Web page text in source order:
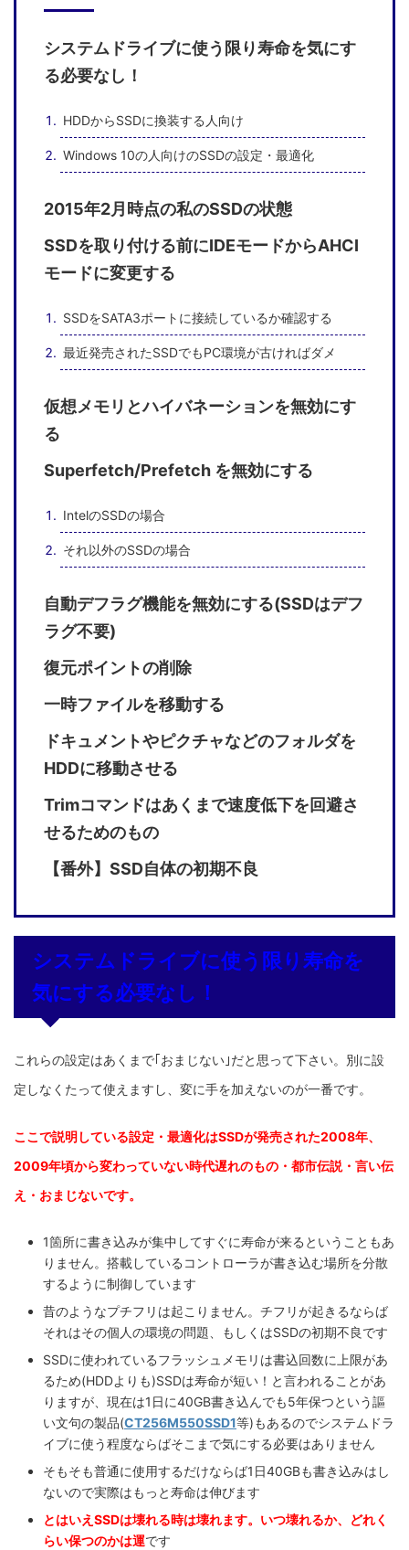
システムドライブに使う限り寿命を気にす
る必要なし！
HDDからSSDに換装する人向け
Windows 10の人向けのSSDの設定・最適化
2015年2月時点の私のSSDの状態
SSDを取り付ける前にIDEモードからAHCI
モードに変更する
SSDをSATA3ポートに接続しているか確認する
最近発売されたSSDでもPC環境が古ければダメ
仮想メモリとハイバネーションを無効にす
る
Superfetch/Prefetch を無効にする
IntelのSSDの場合
それ以外のSSDの場合
自動デフラグ機能を無効にする(SSDはデフ
ラグ不要)
復元ポイントの削除
一時ファイルを移動する
ドキュメントやピクチャなどのフォルダを
HDDに移動させる
Trimコマンドはあくまで速度低下を回避さ
せるためのもの
【番外】SSD自体の初期不良
システムドライブに使う限り寿命を
気にする必要なし！
これらの設定はあくまで｢おまじない｣だと思って下さい。別に設
定しなくたって使えますし、変に手を加えないのが一番です。
ここで説明している設定・最適化はSSDが発売された2008年、
2009年頃から変わっていない時代遅れのもの・都市伝説・言い伝
え・おまじないです。
1箇所に書き込みが集中してすぐに寿命が来るということもあ
りません。搭載しているコントローラが書き込む場所を分散
するように制御しています
昔のようなプチフリは起こりません。チフリが起きるならば
それはその個人の環境の問題、もしくはSSDの初期不良です
SSDに使われているフラッシュメモリは書込回数に上限があ
るため(HDDよりも)SSDは寿命が短い！と言われることがあ
りますが、現在は1日に40GB書き込んでも5年保つという謳
い文句の製品(CT256M550SSD1等)もあるのでシステムドラ
イブに使う程度ならばそこまで気にする必要はありません
そもそも普通に使用するだけならば1日40GBも書き込みはし
ないので実際はもっと寿命は伸びます
とはいえSSDは壊れる時は壊れます。いつ壊れるか、どれく
らい保つのかは運です